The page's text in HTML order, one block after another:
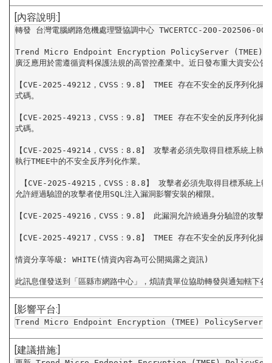
[內容說明:]
轉發 台灣電腦網路危機處理暨協調中心 TWCERTCC-200-202506-
Trend Micro Endpoint Encryption PolicyServer (TMEE) 是趨勢
廣泛應用於需遵循資料保護法規的高管控產業中。 近日發布重大資安公
【CVE-2025-49212，CVSS：9.8】 TMEE 存在不安全的反序列化操
式碼。
【CVE-2025-49213，CVSS：9.8】 TMEE 存在不安全的反序列化操
式碼。
【CVE-2025-49214，CVSS：8.8】 攻擊者必須先取得目標系統上執
執行TMEE中的不安全反序列化作業。
【CVE-2025-49215，CVSS：8.8】 攻擊者必須先取得目標系統上執
允許經過驗證的攻擊者使用SQL注入漏洞影響安裝的權限。
【CVE-2025-49216，CVSS：9.8】 此漏洞允許繞過身分驗證的攻擊
【CVE-2025-49217，CVSS：9.8】 TMEE 存在不安全的反序列化操
情資分享等級: WHITE(情資內容為可公開揭露之資訊)
此訊息僅發送到「區縣市網路中心」， 煩請貴單位協助轉發與通知轄下各
[影響平台:]
Trend Micro Endpoint Encryption (TMEE) PolicyServer
[建議措施:]